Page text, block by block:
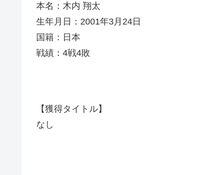
本名：木内 翔太
生年月日：2001年3月24日
国籍：日本
戦績：4戦4敗
【獲得タイトル】
なし